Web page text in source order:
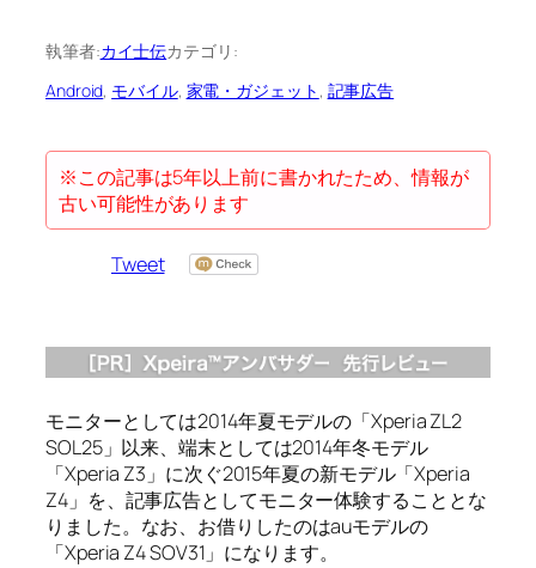
執筆者:カイ士伝カテゴリ:
Android, モバイル, 家電・ガジェット, 記事広告
※この記事は5年以上前に書かれたため、情報が
古い可能性があります
Tweet
モニターとしては2014年夏モデルの「Xperia ZL2
SOL25」以来、端末としては2014年冬モデル
「Xperia Z3」に次ぐ2015年夏の新モデル「Xperia
Z4」を、記事広告としてモニター体験することとな
りました。なお、お借りしたのはauモデルの
「Xperia Z4 SOV31」になります。